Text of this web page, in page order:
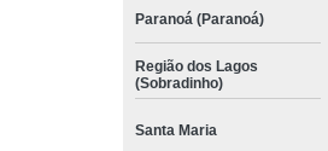
Paranoá (Paranoá)
Região dos Lagos
(Sobradinho)
Santa Maria